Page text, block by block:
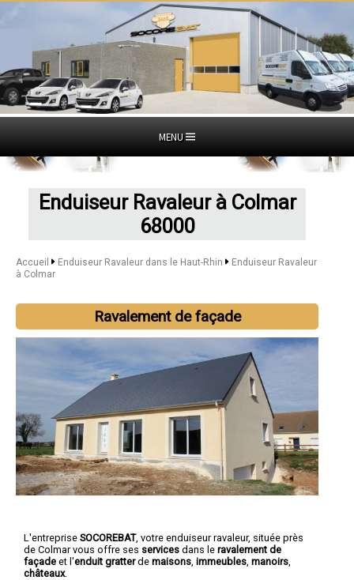
MENU
Enduiseur Ravaleur à Colmar
68000
Accueil Enduiseur Ravaleur dans le Haut-Rhin
Enduiseur Ravaleur
à Colmar
Ravalement de façade
L'entreprise SOCOREBAT, votre enduiseur ravaleur, située près
de Colmar vous offre ses services dans le ravalement de
façade et l'enduit gratterde maisons immeubles manoirs
châteaux.